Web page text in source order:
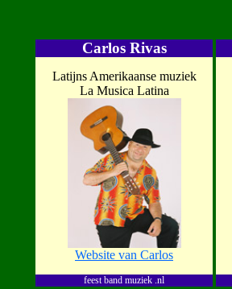
Carlos Rivas
Latijns Amerikaanse muziek
La Musica Latina
Website van Carlos
feest band muziek .nl